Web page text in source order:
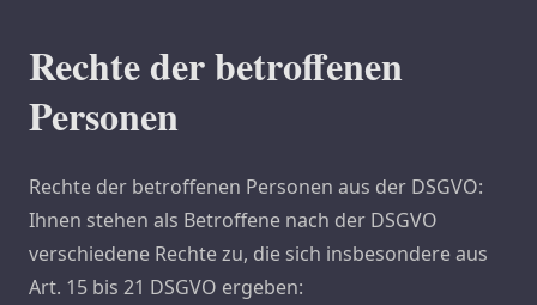
Rechte der betroffenen
Personen
Rechte der betroffenen Personen aus der DSGVO:
Ihnen stehen als Betroffene nach der DSGVO
verschiedene Rechte zu, die sich insbesondere aus
Art. 15 bis 21 DSGVO ergeben: